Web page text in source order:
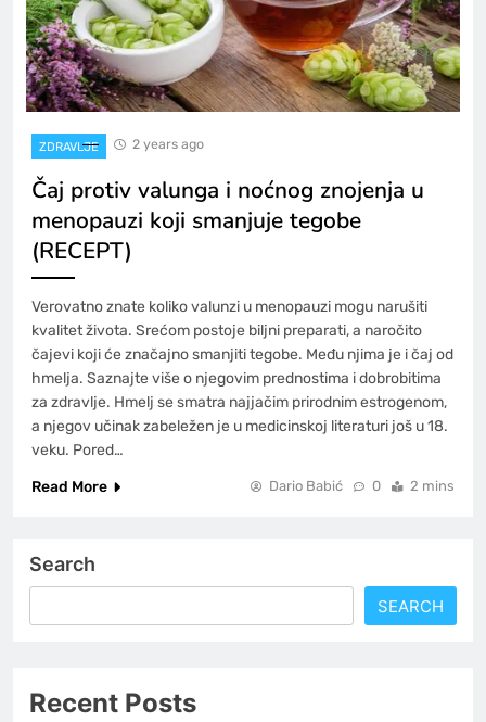
ZDRAVLJE 2 years ago
Čaj protiv valunga i noćnog znojenja u
menopauzi koji smanjuje tegobe
(RECEPT)
Verovatno znate koliko valunzi u menopauzi mogu narušiti
kvalitet života. Srećom postoje biljni preparati, a naročito
čajevi koji će značajno smanjiti tegobe. Među njima je i čaj od
hmelja. Saznajte više o njegovim prednostima i dobrobitima
za zdravlje. Hmelj se smatra najjačim prirodnim estrogenom,
a njegov učinak zabeležen je u medicinskoj literaturi još u 18.
veku. Pored…
Read More
Dario Babić 0 2 mins
Search
SEARCH
Recent Posts